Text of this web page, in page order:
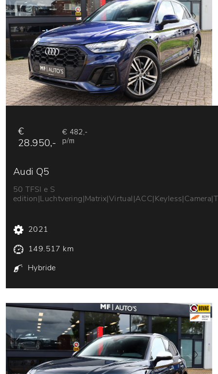
€
28.950,-
€ 482,-
p/m
Audi Q5
50 TFSI e S
2021
149.517 km
Hybride